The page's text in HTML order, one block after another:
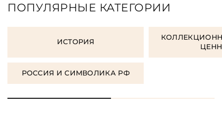
ПОПУЛЯРНЫЕ КАТЕГОРИИ
ИСТОРИЯ
РОССИЯ И СИМВОЛИКА РФ